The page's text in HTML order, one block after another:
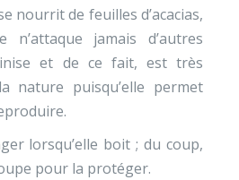
nourrit de feuilles d’acacias,
jamais d’autres
et de ce fait, est très
nature puisqu’elle permet
lorsqu’elle boit ; du coup,
pour la protéger.